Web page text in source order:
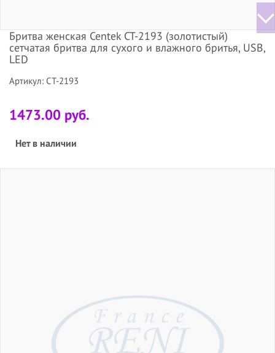
Бритва женская Centek CT-2193 (золотистый)
сетчатая бритва для сухого и влажного бритья, USB,
LED
Артикул: CT-2193
1473.00 руб.
Нет в наличии